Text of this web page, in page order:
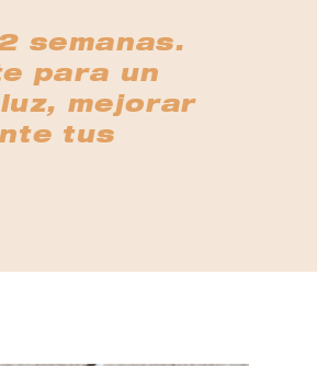
semanas.
para un
mejorar
tus